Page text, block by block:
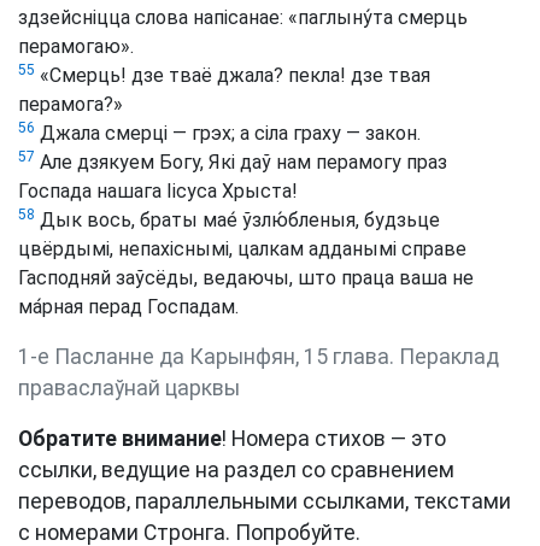
здзейсніцца слова напісанае: «паглыну́та смерць
перамогаю».
55 «Смерць! дзе тваё джала? пекла! дзе твая
перамога?»
56 Джала смерці — грэх; а сіла граху — закон.
57 Але дзякуем Богу, Які даў нам перамогу праз
Госпада нашага Іісуса Хрыста!
58 Дык вось, браты мае́ ўзлю́бленыя, будзьце
цвёрдымі, непахіснымі, цалкам адданымі справе
Гасподняй заўсёды, ведаючы, што праца ваша не
ма́рная перад Госпадам.
1-е Пасланне да Карынфян, 15 глава. Пераклад
праваслаўнай царквы
Обратите внимание! Номера стихов — это
ссылки, ведущие на раздел со сравнением
переводов, параллельными ссылками, текстами
с номерами Стронга. Попробуйте.